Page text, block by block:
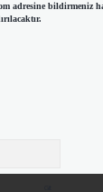
adresine bildirmeniz